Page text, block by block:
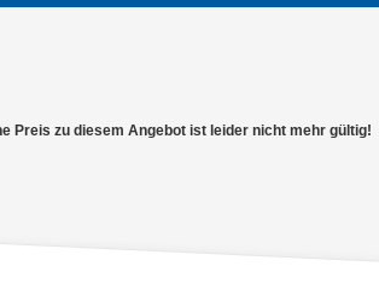
Preis zu diesem Angebot ist leider nicht mehr gültig!